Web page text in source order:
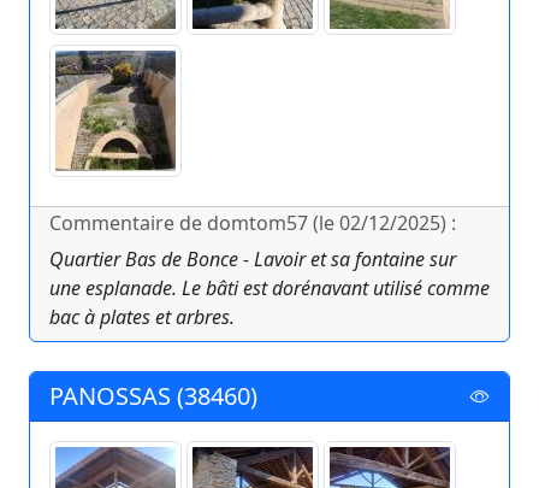
Commentaire de domtom57 (le 02/12/2025) :
Quartier Bas de Bonce - Lavoir et sa fontaine sur
une esplanade. Le bâti est dorénavant utilisé comme
bac à plates et arbres.
PANOSSAS (38460)